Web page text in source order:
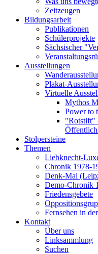
Zeitzeugen
Bildungsarbeit
Publikationen
Schülerprojekte
Sächsischer
Ausstellungen
Plakat-
Virtuelle
Mythos
Power to
"Rotstift"
Stolpersteine
Themen
Liebknecht-
Chronik 1978-
Denk-Mal
Demo-Chronik
Friedensgebete
Fernsehen in
Kontakt
Über uns
Linksammlung
Suchen